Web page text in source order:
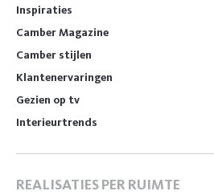
Inspiraties
Camber Magazine
Camber stijlen
Klantenervaringen
Gezien op tv
Interieurtrends
REALISATIES PER RUIMTE